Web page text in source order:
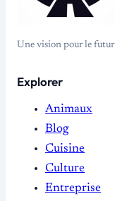
Une vision pour le futur
Explorer
Animaux
Blog
Cuisine
Culture
Entreprise